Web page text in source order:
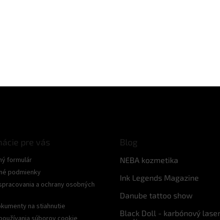
pre vás
formulár
podmienky
a ochrany osobných
na stiahnutie
Blog
NEBA kozmetika
Ink Legends Magazine
Danube tattoo show
Black Doll - karbónový